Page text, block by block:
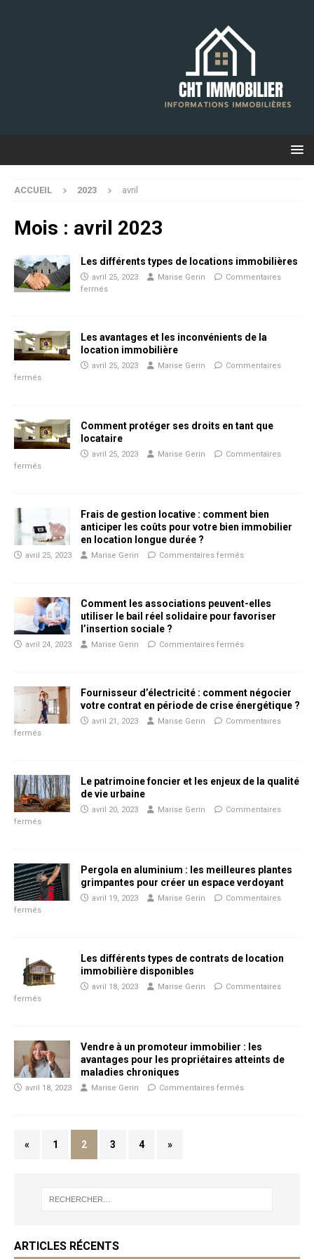
ACCUEIL 2023 avril
Mois : avril 2023
Les différents types de locations immobilières
avril 25, 2023 Marise Gerin
Commentaires
fermés
Les avantages et les inconvénients de la
location immobilière
avril 25, 2023 Marise Gerin
Commentaires
fermés
Comment protéger ses droits en tant que
locataire
avril 25, 2023 Marise Gerin
Commentaires
fermés
Frais de gestion locative : comment bien
anticiper les coûts pour votre bien immobilier
en location longue durée ?
avril 25, 2023 Marise Gerin Commentaires fermés
Comment les associations peuvent-elles
utiliser le bail réel solidaire pour favoriser
l’insertion sociale ?
avril 24, 2023 Marise Gerin Commentaires fermés
Fournisseur d’électricité : comment négocier
votre contrat en période de crise énergétique ?
avril 21, 2023 Marise Gerin
Commentaires
fermés
Le patrimoine foncier et les enjeux de la qualité
de vie urbaine
avril 20, 2023 Marise Gerin
Commentaires
fermés
Pergola en aluminium : les meilleures plantes
grimpantes pour créer un espace verdoyant
avril 19, 2023 Marise Gerin
Commentaires
fermés
Les différents types de contrats de location
immobilière disponibles
avril 18, 2023 Marise Gerin
Commentaires
fermés
Vendre à un promoteur immobilier : les
avantages pour les propriétaires atteints de
maladies chroniques
avril 18, 2023 Marise Gerin Commentaires fermés
« 1 2 3 4 »
ARTICLES RÉCENTS